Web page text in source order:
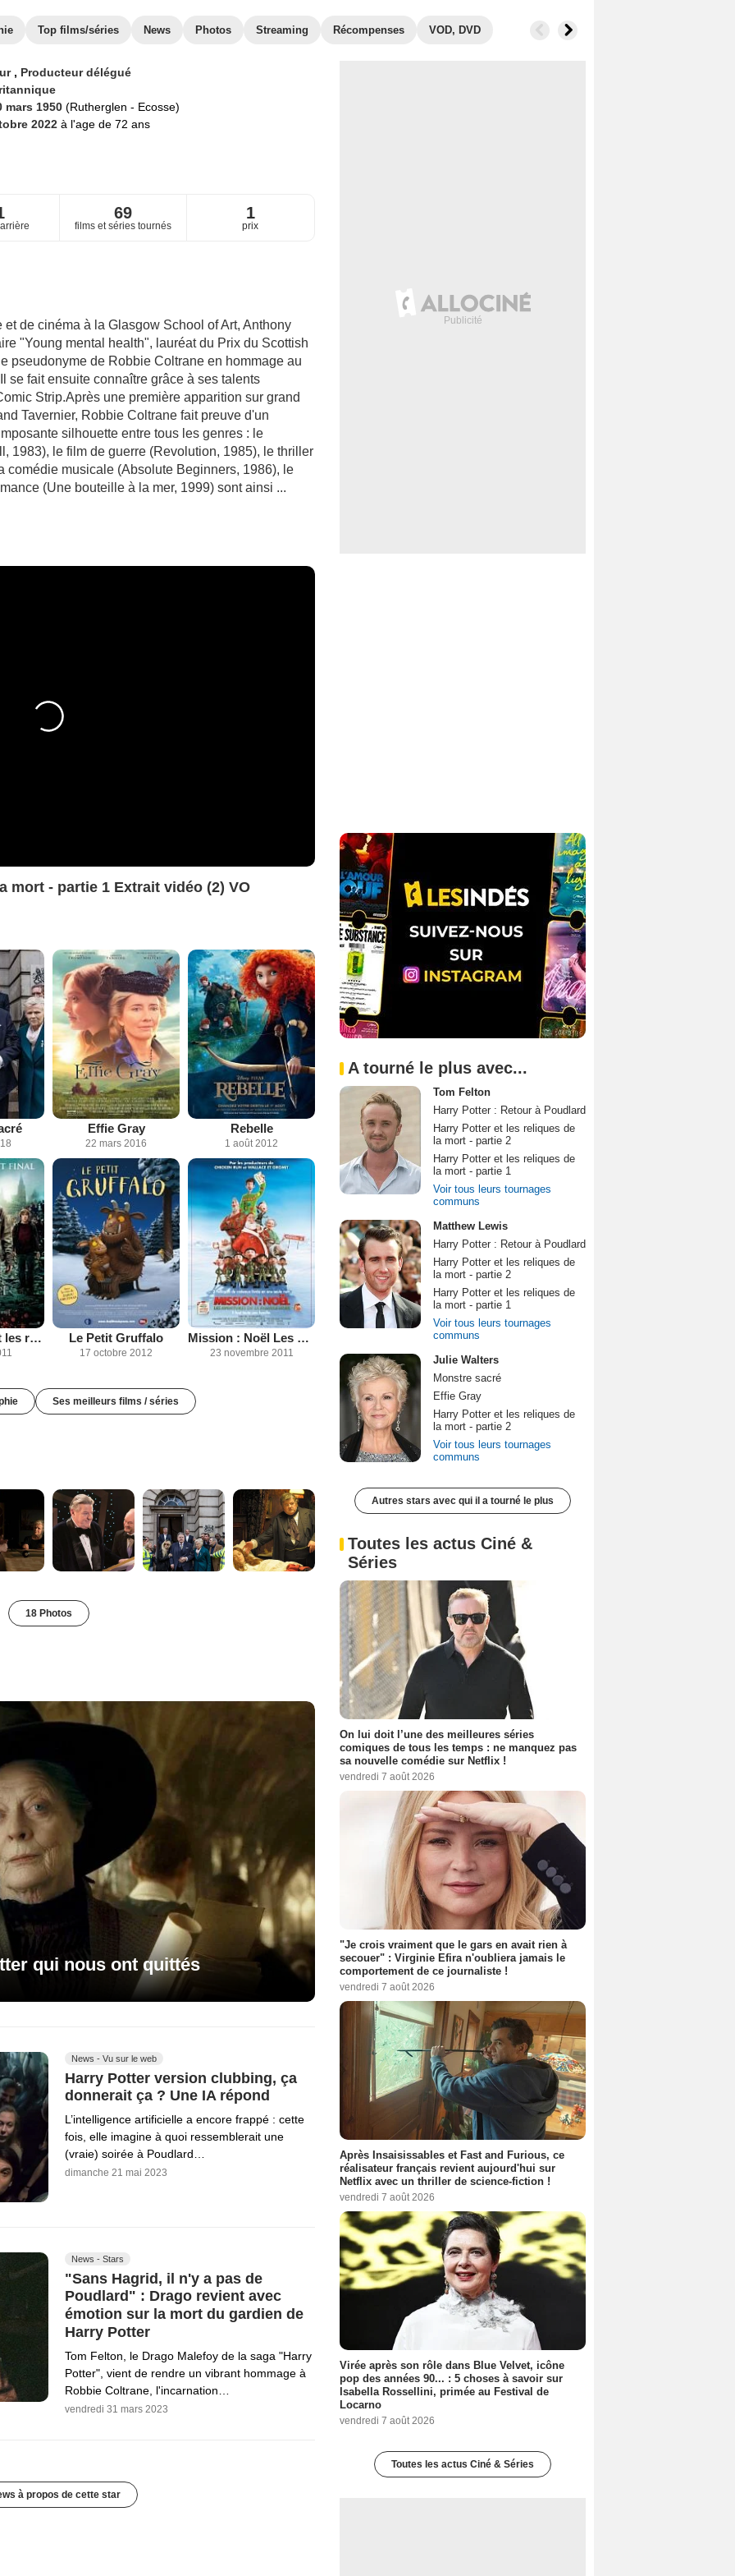
Top films/séries News Photos Streaming Récompenses VOD, DVD
, Producteur délégué
mars 1950 (Rutherglen - Ecosse)
2022 à l'age de 72 ans
69
films et séries tournés
1
prix
de cinéma à la Glasgow School of Art, Anthony
"Young mental health", lauréat du Prix du Scottish
pseudonyme de Robbie Coltrane en hommage au
se fait ensuite connaître grâce à ses talents
Strip.Après une première apparition sur grand
Tavernier, Robbie Coltrane fait preuve d'un
silhouette entre tous les genres : le
1983), le film de guerre (Revolution, 1985), le thriller
comédie musicale (Absolute Beginners, 1986), le
(Une bouteille à la mer, 1999) sont ainsi ...
mort - partie 1 Extrait vidéo (2) VO
Effie Gray
22 mars 2016
Rebelle
1 août 2012
Harry Potter et les reliques de la mort - partie 2 Le Petit Gruffalo
17 octobre 2012
Mission : Noël Les aventures de la famille Noël
23 novembre 2011
Ses meilleurs films / séries
18 Photos
qui nous ont quittés
News - Vu sur le web
Harry Potter version clubbing, ça
donnerait ça ? Une IA répond
L’intelligence artificielle a encore frappé : cette
fois, elle imagine à quoi ressemblerait une
(vraie) soirée à Poudlard…
dimanche 21 mai 2023
News - Stars
"Sans Hagrid, il n'y a pas de
Poudlard" : Drago revient avec
émotion sur la mort du gardien de
Harry Potter
Tom Felton, le Drago Malefoy de la saga "Harry
Potter", vient de rendre un vibrant hommage à
Robbie Coltrane, l'incarnation…
vendredi 31 mars 2023
à propos de cette star
A tourné le plus avec...
Tom Felton
Harry Potter : Retour à Poudlard
Harry Potter et les reliques de
la mort - partie 2
Harry Potter et les reliques de
la mort - partie 1
Voir tous leurs tournages
communs
Matthew Lewis
Harry Potter : Retour à Poudlard
Harry Potter et les reliques de
la mort - partie 2
Harry Potter et les reliques de
la mort - partie 1
Voir tous leurs tournages
communs
Julie Walters
Monstre sacré
Effie Gray
Harry Potter et les reliques de
la mort - partie 2
Voir tous leurs tournages
communs
Autres stars avec qui il a tourné le plus
Toutes les actus Ciné &
Séries
On lui doit l’une des meilleures séries
comiques de tous les temps : ne manquez pas
sa nouvelle comédie sur Netflix !
vendredi 7 août 2026
"Je crois vraiment que le gars en avait rien à
secouer" : Virginie Efira n'oubliera jamais le
comportement de ce journaliste !
vendredi 7 août 2026
Après Insaisissables et Fast and Furious, ce
réalisateur français revient aujourd'hui sur
Netflix avec un thriller de science-fiction !
vendredi 7 août 2026
Virée après son rôle dans Blue Velvet, icône
pop des années 90... : 5 choses à savoir sur
Isabella Rossellini, primée au Festival de
Locarno
vendredi 7 août 2026
Toutes les actus Ciné & Séries